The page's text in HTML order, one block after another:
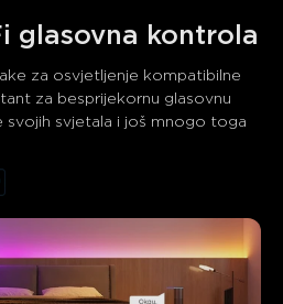
glasovna kontrola
za osvjetljenje kompatibilne
za besprijekornu glasovnu
svojih svjetala i još mnogo toga
0